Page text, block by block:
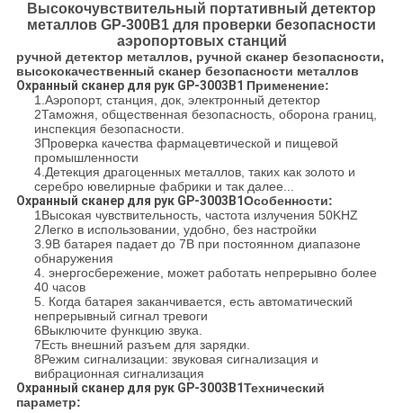
Высокочувствительный портативный детектор
металлов GP-300B1 для проверки безопасности
аэропортовых станций
ручной детектор металлов, ручной сканер безопасности,
высококачественный сканер безопасности металлов
Охранный сканер для рук GP-3003B1 Применение:
1.Аэропорт, станция, док, электронный детектор
2Таможня, общественная безопасность, оборона границ,
инспекция безопасности.
3Проверка качества фармацевтической и пищевой
промышленности
4.Детекция драгоценных металлов, таких как золото и
серебро ювелирные фабрики и так далее...
Охранный сканер для рук GP-3003B1Особенности:
1Высокая чувствительность, частота излучения 50KHZ
2Легко в использовании, удобно, без настройки
3.9В батарея падает до 7В при постоянном диапазоне
обнаружения
4. энергосбережение, может работать непрерывно более
40 часов
5. Когда батарея заканчивается, есть автоматический
непрерывный сигнал тревоги
6Выключите функцию звука.
7Есть внешний разъем для зарядки.
8Режим сигнализации: звуковая сигнализация и
вибрационная сигнализация
Охранный сканер для рук GP-3003B1Технический
параметр: